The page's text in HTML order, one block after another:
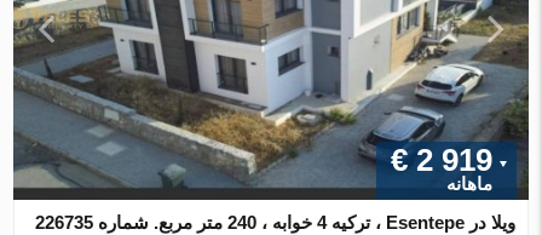
€ 2 919
ماهانه
ویلا در Esentepe ، ترکیه 4 خوابه ، 240 متر مربع. شماره 226735